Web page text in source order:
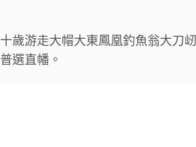
歲游走大帽大東鳳凰釣魚翁大刀
選直幡。